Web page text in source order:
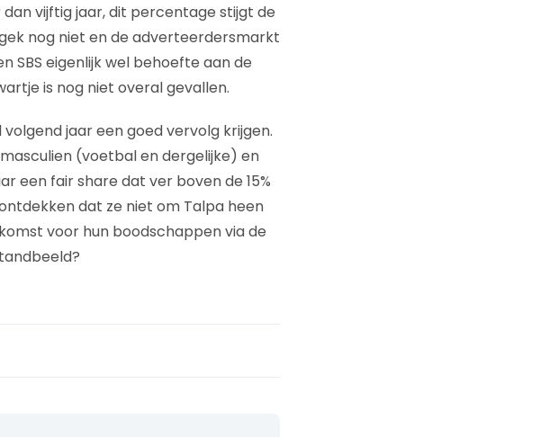
vijftig jaar, dit percentage stijgt de
nog niet en de adverteerdersmarkt
SBS eigenlijk wel behoefte aan de
is nog niet overal gevallen.
jaar een goed vervolg krijgen.
(voetbal en dergelijke) en
een fair share dat ver boven de 15%
dat ze niet om Talpa heen
voor hun boodschappen via de